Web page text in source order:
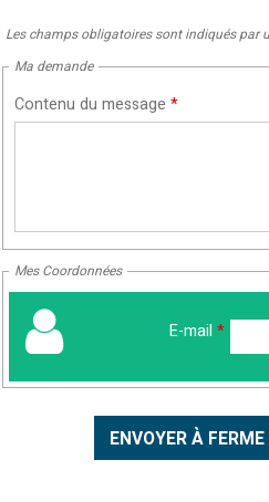
Les champs obligatoires sont indiqués par
Ma demande
Contenu du message *
Mes Coordonnées
E-mail *